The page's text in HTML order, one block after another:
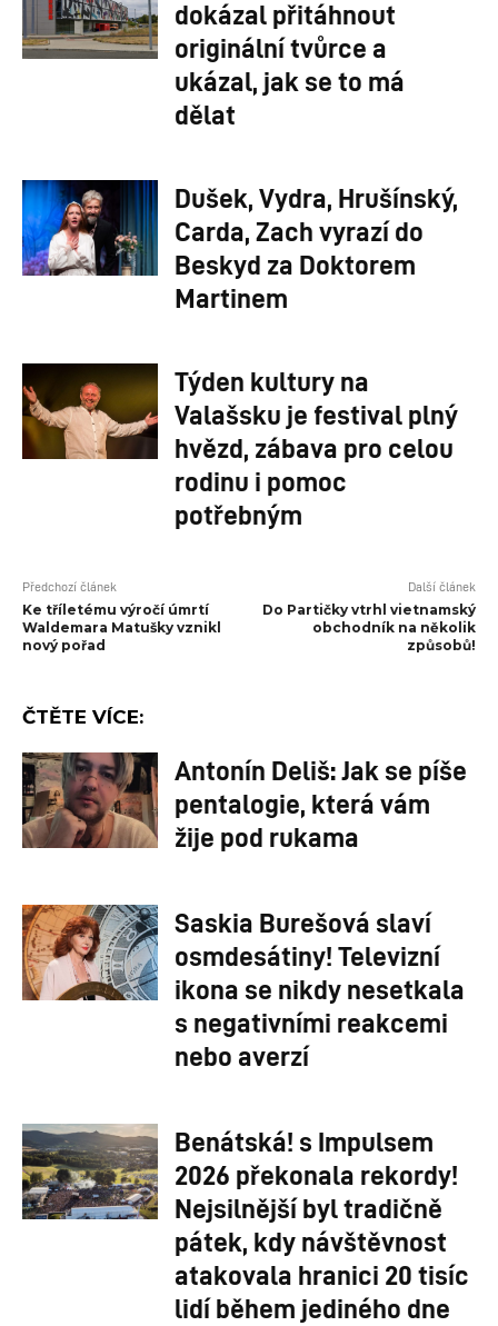
dokázal přitáhnout
originální tvůrce a
ukázal, jak se to má
dělat
Dušek, Vydra, Hrušínský,
Carda, Zach vyrazí do
Beskyd za Doktorem
Martinem
Týden kultury na
Valašsku je festival plný
hvězd, zábava pro celou
rodinu i pomoc
potřebným
Předchozí článek
Ke tříletému výročí úmrtí
Waldemara Matušky vznikl
nový pořad
Další článek
Do Partičky vtrhl vietnamský
obchodník na několik
způsobů!
ČTĚTE VÍCE:
Antonín Deliš: Jak se píše
pentalogie, která vám
žije pod rukama
Saskia Burešová slaví
osmdesátiny! Televizní
ikona se nikdy nesetkala
s negativními reakcemi
nebo averzí
Benátská! s Impulsem
2026 překonala rekordy!
Nejsilnější byl tradičně
pátek, kdy návštěvnost
atakovala hranici 20 tisíc
lidí během jediného dne